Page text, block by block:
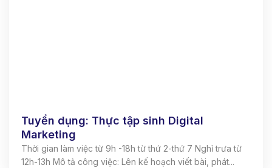
Tuyển dụng: Thực tập sinh Digital
Marketing
Thời gian làm việc từ 9h -18h từ thứ 2-thứ 7 Nghỉ trưa từ
12h-13h Mô tả công việc: Lên kế hoạch viết bài, phát...